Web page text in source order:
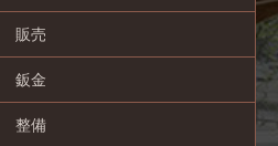
販売
鈑金
整備